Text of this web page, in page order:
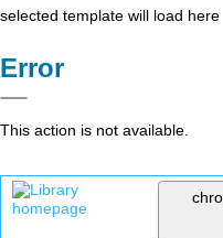
selected template will load here
Error
This action is not available.